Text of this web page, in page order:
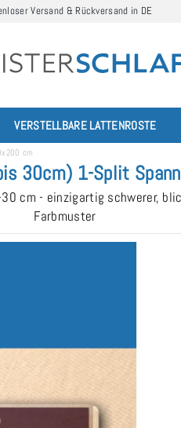
Versand & Rückversand in DE
VERSTELLBARE LATTENROSTE
cm
30cm) 1-Split
cm - einzigartig schwerer,
Farbmuster